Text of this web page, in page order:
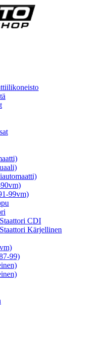
99vm)
CDI
Kärjellinen
99)